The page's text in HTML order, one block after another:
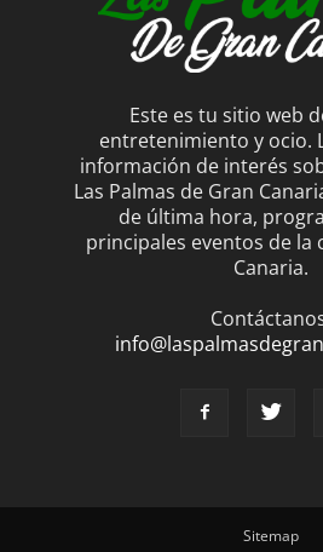
Este es tu sitio web
entretenimiento y ocio.
información de interés
Las Palmas de Gran
de última hora,
principales eventos de la
Canaria.
Sitemap